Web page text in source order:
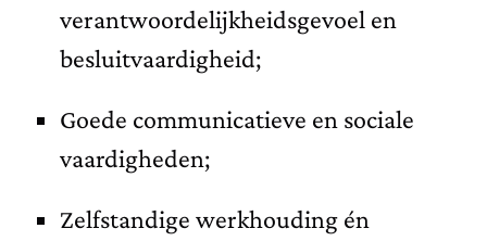
verantwoordelijkheidsgevoel en
besluitvaardigheid;
Goede communicatieve en sociale
vaardigheden;
Zelfstandige werkhouding én